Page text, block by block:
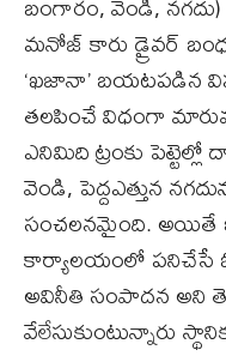
మనోజ్‌ కారు డ్రైవర్‌
‘ఖజానా’ బయటపడిన
తలపించే విధంగా
ఎనిమిది ట్రంకు
వెండి, పెద్దఎత్తున
సంచలనమైంది. అయితే
కార్యాలయంలో పనిచేసే
అవినీతి సంపాదన అని
వేలేసుకుంటున్నారు